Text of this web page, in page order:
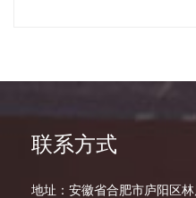
联系方式
地址：安徽省合肥市庐阳区